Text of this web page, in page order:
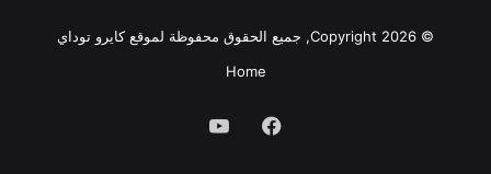
© Copyright 2026, جميع الحقوق محفوظة لموقع
كايرو توداي
Home
فيسبوك